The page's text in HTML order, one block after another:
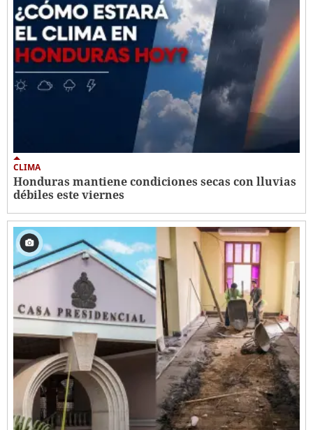
CLIMA
Honduras mantiene condiciones secas con lluvias
débiles este viernes